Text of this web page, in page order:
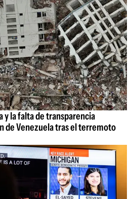
y la falta de transparencia
de Venezuela tras el terremoto